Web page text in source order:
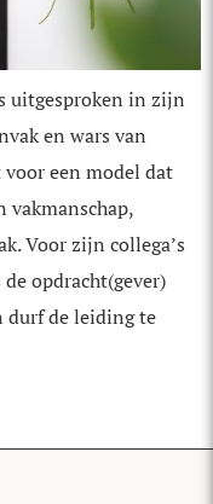
uitgesproken in zijn
en wars van
een model dat
Voor zijn collega’s
opdracht(gever)
durf de leiding te